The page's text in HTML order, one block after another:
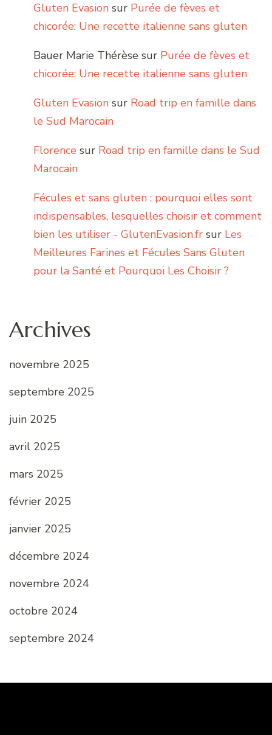
Gluten Evasion sur Purée de fèves et
chicorée: Une recette italienne sans gluten
Bauer Marie Thérèse sur Purée de fèves et
chicorée: Une recette italienne sans gluten
Gluten Evasion sur Road trip en famille dans
le Sud Marocain
Florence sur Road trip en famille dans le Sud
Marocain
Fécules et sans gluten : pourquoi elles sont
indispensables, lesquelles choisir et comment
bien les utiliser - GlutenEvasion.fr sur Les
Meilleures Farines et Fécules Sans Gluten
pour la Santé et Pourquoi Les Choisir ?
Archives
novembre 2025
septembre 2025
juin 2025
avril 2025
mars 2025
février 2025
janvier 2025
décembre 2024
novembre 2024
octobre 2024
septembre 2024